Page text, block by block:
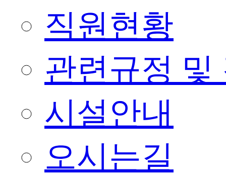
직원현황
관련규정 및
시설안내
오시는길